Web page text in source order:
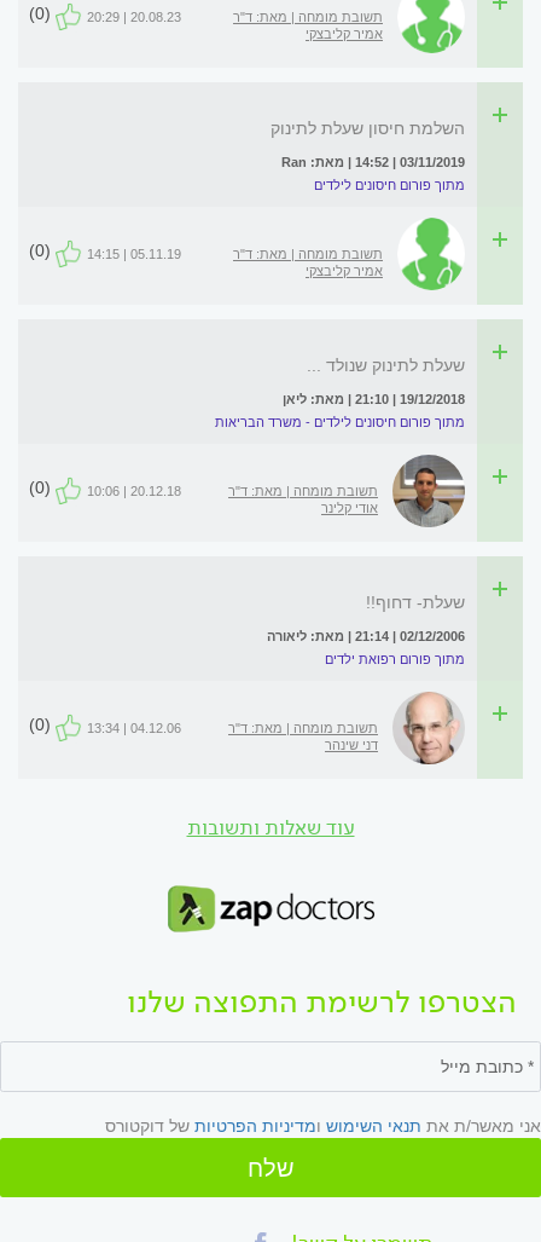
תשובת מומחה | מאת: ד"ר
אמיר קליבצקי
20.08.23 | 20:29
(0)
השלמת חיסון שעלת לתינוק
03/11/2019 | 14:52 | מאת: Ran
מתוך פורום חיסונים לילדים
תשובת מומחה | מאת: ד"ר
אמיר קליבצקי
05.11.19 | 14:15
(0)
שעלת לתינוק שנולד ...
19/12/2018 | 21:10 | מאת: ליאן
מתוך פורום חיסונים לילדים - משרד הבריאות
תשובת מומחה | מאת: ד"ר
אודי קלינר
20.12.18 | 10:06
(0)
שעלת- דחוף!!
02/12/2006 | 21:14 | מאת: ליאורה
מתוך פורום רפואת ילדים
תשובת מומחה | מאת: ד"ר
דני שינהר
04.12.06 | 13:34
(0)
עוד שאלות ותשובות
הצטרפו לרשימת התפוצה שלנו
אני מאשר/ת את תנאי השימוש ומדיניות הפרטיות של דוקטורס
שלח